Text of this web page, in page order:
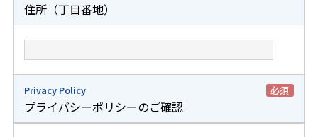
住所（丁目番地）
Privacy Policy
プライバシーポリシーのご確認
必須